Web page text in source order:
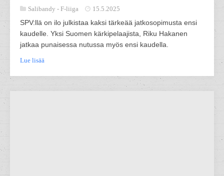
Salibandy - F-liiga 15.5.2025
SPV:llä on ilo julkistaa kaksi tärkeää jatkosopimusta ensi
kaudelle. Yksi Suomen kärkipelaajista, Riku Hakanen
jatkaa punaisessa nutussa myös ensi kaudella.
Lue lisää